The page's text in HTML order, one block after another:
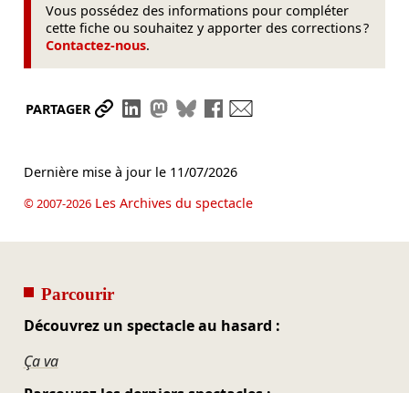
Vous possédez des informations pour compléter
cette fiche ou souhaitez y apporter des corrections ?
Contactez-nous.
PARTAGER Partager le lien
Partager sur LinkedIn
Partager sur Mastodon
Partager sur Bluesky
Partager sur Facebook
Dernière mise à jour le 11/07/2026
© 2007-2026Les Archives du spectacle
Parcourir
Découvrez un spectacle au hasard :
Ça va